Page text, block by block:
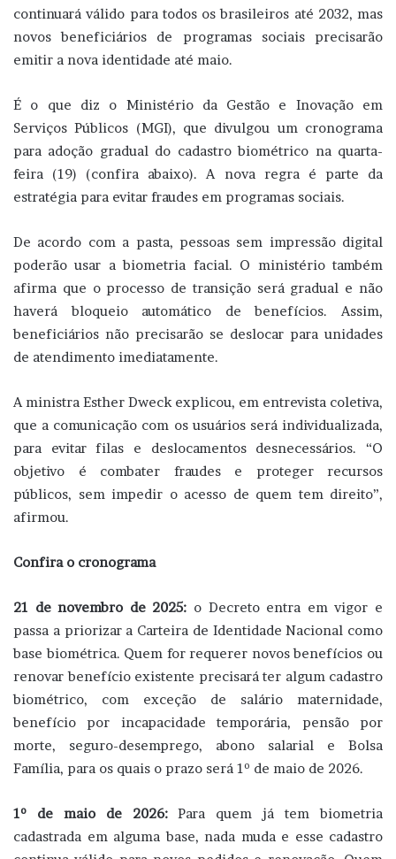
continuará válido para todos os brasileiros até 2032, mas
novos beneficiários de programas sociais precisarão
emitir a nova identidade até maio.
É o que diz o Ministério da Gestão e Inovação em
Serviços Públicos (MGI), que divulgou um cronograma
para adoção gradual do cadastro biométrico na quarta-
feira (19) (confira abaixo). A nova regra é parte da
estratégia para evitar fraudes em programas sociais.
De acordo com a pasta, pessoas sem impressão digital
poderão usar a biometria facial. O ministério também
afirma que o processo de transição será gradual e não
haverá bloqueio automático de benefícios. Assim,
beneficiários não precisarão se deslocar para unidades
de atendimento imediatamente.
A ministra Esther Dweck explicou, em entrevista coletiva,
que a comunicação com os usuários será individualizada,
para evitar filas e deslocamentos desnecessários. “O
objetivo é combater fraudes e proteger recursos
públicos, sem impedir o acesso de quem tem direito”,
afirmou.
Confira o cronograma
21 de novembro de 2025: o Decreto entra em vigor e
passa a priorizar a Carteira de Identidade Nacional como
base biométrica. Quem for requerer novos benefícios ou
renovar benefício existente precisará ter algum cadastro
biométrico, com exceção de salário maternidade,
benefício por incapacidade temporária, pensão por
morte, seguro-desemprego, abono salarial e Bolsa
Família, para os quais o prazo será 1º de maio de 2026.
1º de maio de 2026:Para quem já tem biometria
cadastrada em alguma base, nada muda e esse cadastro